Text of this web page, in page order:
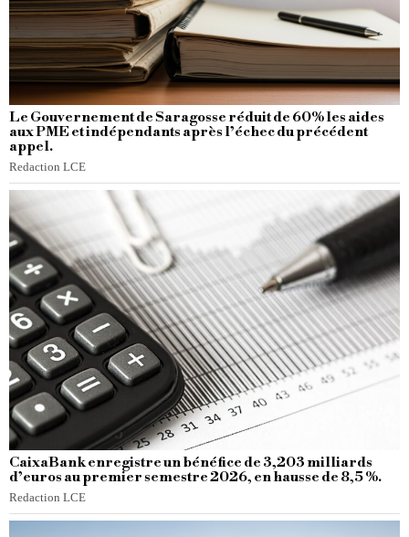
Le Gouvernement de Saragosse réduit de 60% les aides
aux PME et indépendants après l’échec du précédent
appel.
Redaction LCE
CaixaBank enregistre un bénéfice de 3,203 milliards
d’euros au premier semestre 2026, en hausse de 8,5 %.
Redaction LCE